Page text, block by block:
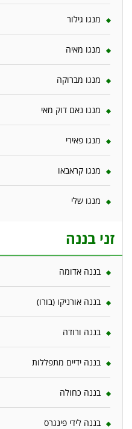
מנגו גילור
מנגו מאיה
מנגו מברוקה
מנגו נאם דוק מאי
מנגו פאירי
מנגו קראבאו
מנגו שלי
זני בננה
בננה אדומה
בננה אורניקו (בורו)
בננה ורודה
בננה ידיים מתפללות
בננה כחולה
בננה לידי פינגרס